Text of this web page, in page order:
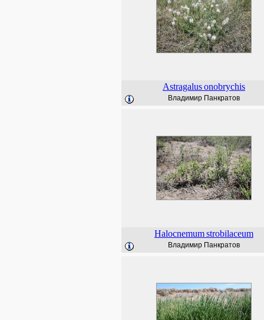
Astragalusonobrychis
Владимир Панкратов
Halocnemumstrobilaceum
Владимир Панкратов